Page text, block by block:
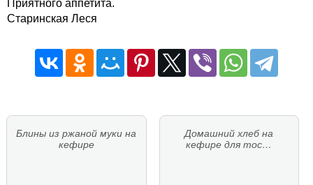
Приятного аппетита.
Старинская Леся
Блины из ржаной муки на
кефире
Домашний хлеб на
кефире для тос…